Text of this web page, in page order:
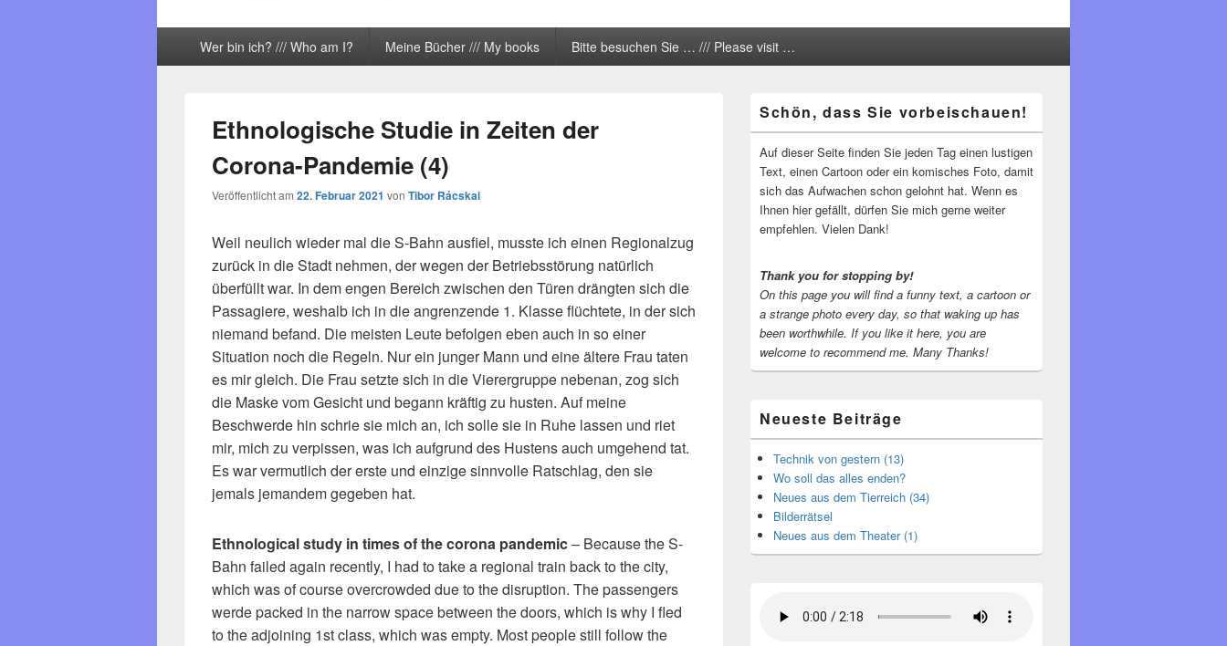
Wer bin ich? /// Who am I? Meine Bücher /// My books Bitte besuchen Sie … /// Please visit …
Ethnologische Studie in Zeiten der
Corona-Pandemie (4)
Veröffentlicht am 22. Februar 2021 von Tibor Rácskai
Weil neulich wieder mal die S-Bahn ausfiel, musste ich einen Regionalzug
zurück in die Stadt nehmen, der wegen der Betriebsstörung natürlich
überfüllt war. In dem engen Bereich zwischen den Türen drängten sich die
Passagiere, weshalb ich in die angrenzende 1. Klasse flüchtete, in der sich
niemand befand. Die meisten Leute befolgen eben auch in so einer
Situation noch die Regeln. Nur ein junger Mann und eine ältere Frau taten
es mir gleich. Die Frau setzte sich in die Vierergruppe nebenan, zog sich
die Maske vom Gesicht und begann kräftig zu husten. Auf meine
Beschwerde hin schrie sie mich an, ich solle sie in Ruhe lassen und riet
mir, mich zu verpissen, was ich aufgrund des Hustens auch umgehend tat.
Es war vermutlich der erste und einzige sinnvolle Ratschlag, den sie
jemals jemandem gegeben hat.
Ethnological study in times of the corona pandemic– Because the S-
Bahn failed again recently, I had to take a regional train back to the city,
which was of course overcrowded due to the disruption. The passengers
werde packed in the narrow space between the doors, which is why I fled
to the adjoining 1st class, which was empty. Most people still follow the
Seitenleisten-
Widgetbereich
Schön, dass Sie vorbeischauen!
Auf dieser Seite finden Sie jeden Tag einen lustigen
Text, einen Cartoon oder ein komisches Foto, damit
sich das Aufwachen schon gelohnt hat. Wenn es
Ihnen hier gefällt, dürfen Sie mich gerne weiter
empfehlen. Vielen Dank!
Thank you for stopping by!
On this page you will find a funny text, a cartoon or
a strange photo every day, so that waking up has
been worthwhile. If you like it here, you are
welcome to recommend me. Many Thanks!
Neueste Beiträge
Technik von gestern (13)
Wo soll das alles enden?
Neues aus dem Tierreich (34)
Bilderrätsel
Neues aus dem Theater (1)